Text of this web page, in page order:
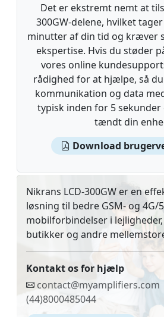
Det er ekstremt nemt at
300GW-delene, hvilket
minutter af din tid og kræver
ekspertise. Hvis du støder
vores online
rådighed for at hjælpe, så
kommunikation og data
typisk inden for 5 sekunder
tændt din
Download
Nikrans LCD-300GW er en
løsning til bedre GSM- og 4G/
mobilforbindelser i
butikker og andre
Kontakt os for hjælp
contact@myamplifiers.com
(44)8000485044